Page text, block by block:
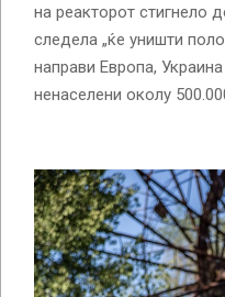
на реакторот стигнело
следела „ќе уништи
направи Европа,
ненаселени околу